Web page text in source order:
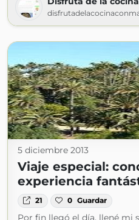
5 diciembre 2013
Viaje especial:
experiencia
21 0 Guardar
Por fin llegó el día, llené mi